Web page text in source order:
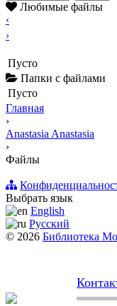
Любимые файлы
‹
›
Пусто
Папки с файлами
Пусто
Главная
›
Anastasia Anastasia
›
Файлы
Выбрать язык
English
Русский
© 2026 Библиотека